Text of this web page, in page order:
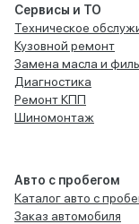
Сервисы и ТО
Техническое
Кузовной ремонт
Замена масла и
Диагностика
Ремонт КПП
Шиномонтаж
Авто с пробегом
Каталог авто с
Заказ автомобиля